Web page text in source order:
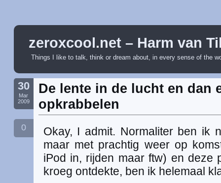
zeroxcool.net – Harm van
Things I like to talk, think or dream about, in every sense of the
30
Mar
2009
0
De lente in de lucht en dan
opkrabbelen
Okay, I admit. Normaliter ben ik
maar met prachtig weer op
iPod in, rijden maar ftw) en deze
kroeg ontdekte, ben ik helemaal